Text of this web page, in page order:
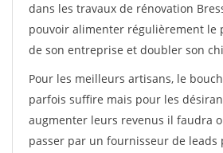
dans les travaux de rénovation
pouvoir alimenter régulièrement le
de son entreprise et doubler son
Pour les meilleurs artisans, le
parfois suffire mais pour les
augmenter leurs revenus il faudra
passer par un fournisseur de leads